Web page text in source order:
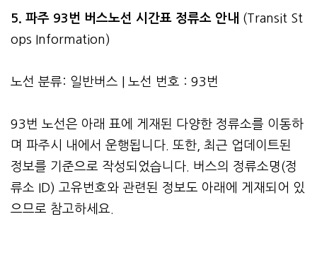
5. 파주 93번 버스노선 시간표 정류소 안내 (Transit St
ops Information)
노선 분류: 일반버스 | 노선 번호 : 93번
93번 노선은 아래 표에 게재된 다양한 정류소를 이동하
며 파주시 내에서 운행됩니다. 또한, 최근 업데이트된
정보를 기준으로 작성되었습니다. 버스의 정류소명(정
류소 ID) 고유번호와 관련된 정보도 아래에 게재되어 있
으므로 참고하세요.